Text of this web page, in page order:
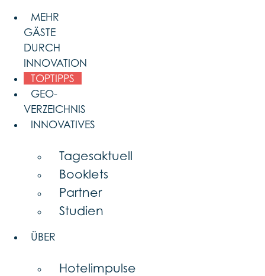
content
MEHR
GÄSTE
DURCH
INNOVATION
TOPTIPPS
GEO-
VERZEICHNIS
INNOVATIVES
Tagesaktuell
Booklets
Partner
Studien
ÜBER
Hotelimpulse